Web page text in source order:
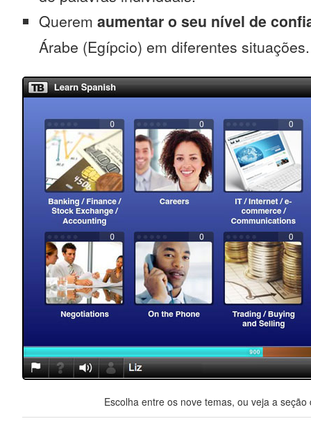
Querem aumentar o seu nível de
Árabe (Egípcio) em diferentes situações.
Escolha entre os nove temas, ou veja a